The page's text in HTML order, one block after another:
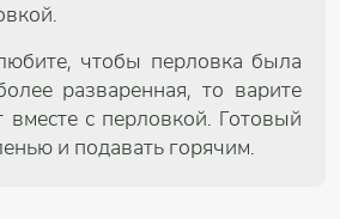
чтобы перловка была
разваренная, то варите
с перловкой. Готовый
и подавать горячим.